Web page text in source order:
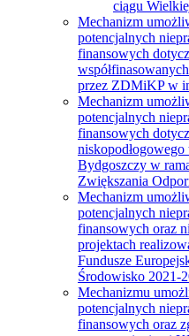
ciągu
Mechanizm
potencjalnych
finansowych
przez ZDMiKP w
Mechanizm
potencjalnych
finansowych
Bydgoszczy w
Zwiększania
Mechanizm
potencjalnych
finansowych oraz
projektach
Fundusze
Środowisko 2021-
Mechanizmu
potencjalnych
finansowych oraz